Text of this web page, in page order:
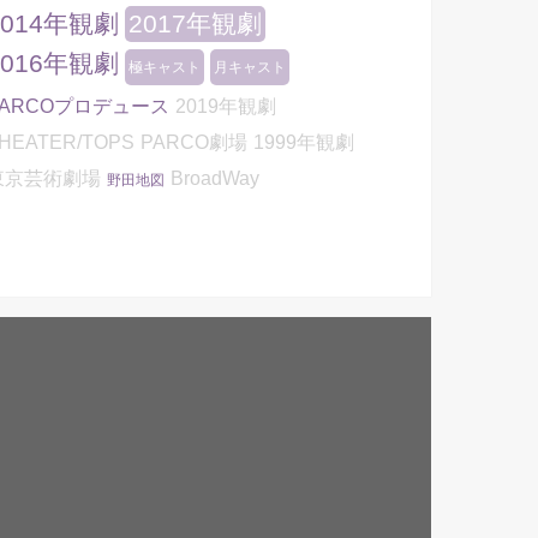
年観劇 2017年観劇
年観劇
極キャスト 月キャスト
プロデュース 2019年観劇
TOPS PARCO劇場 1999年観劇
京芸術劇場 野田地図 BroadWay